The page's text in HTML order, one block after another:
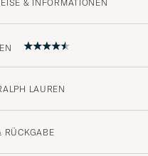
& INFORMATIONEN
LAUREN
RÜCKGABE